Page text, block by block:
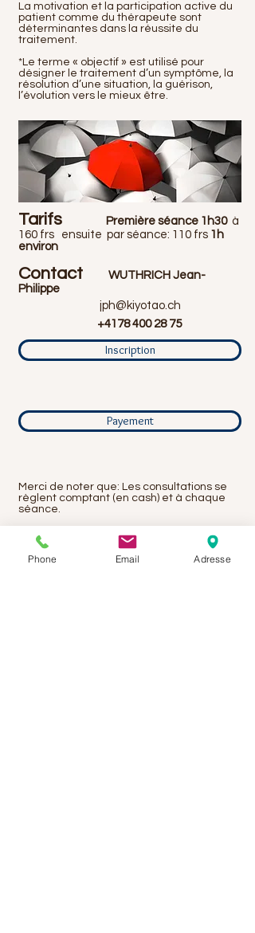
La motivation et la participation active du
patient comme du thérapeute sont
déterminantes dans la réussite du
traitement.
*Le terme « objectif » est utilisé pour
désigner le traitement d’un symptôme, la
résolution d’une situation, la guérison,
l’évolution vers le mieux être.
Tarifs Première séance 1h30 à
160 frs ensuite par séance: 110 frs 1h
environ
Contact WUTHRICH Jean-
Philippe
jph@kiyotao.ch
+4178 400 28 75
Inscription
Payement
Merci de noter que: Les consultations se
règlent comptant (en cash) et à chaque
séance.
vous : au plus tard 24 heures avant.
Dans le cas contraire, ou en cas d’oubli, la
Phone Email Adresse